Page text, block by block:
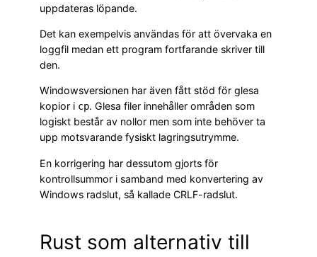
uppdateras löpande.
Det kan exempelvis användas för att övervaka en
loggfil medan ett program fortfarande skriver till
den.
Windowsversionen har även fått stöd för glesa
kopior i cp. Glesa filer innehåller områden som
logiskt består av nollor men som inte behöver ta
upp motsvarande fysiskt lagringsutrymme.
En korrigering har dessutom gjorts för
kontrollsummor i samband med konvertering av
Windows radslut, så kallade CRLF-radslut.
Rust som alternativ till